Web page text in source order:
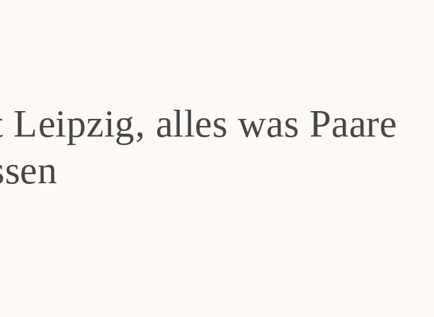
Hochzeitsreportagen
Leipzig, alles was Paare